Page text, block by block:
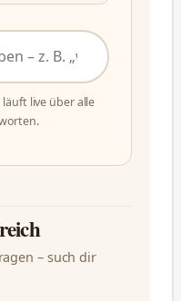
live über alle
– such dir